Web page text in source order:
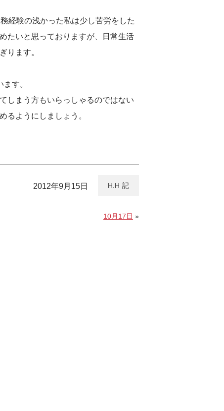
経験の浅かった私は少し苦労をした
たいと思っておりますが、日常生活
ります。
す。
しまう方もいらっしゃるのではない
るようにしましょう。
H.H
2012年9月15日
10月17日 »